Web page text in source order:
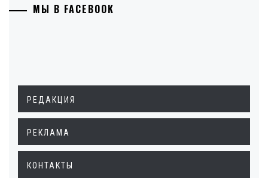
МЫ В FACEBOOK
РЕДАКЦИЯ
РЕКЛАМА
КОНТАКТЫ